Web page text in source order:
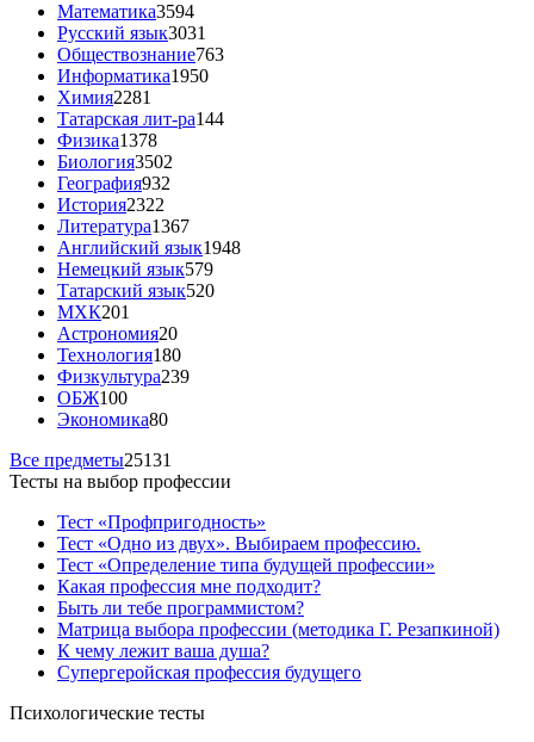
Математика3594
Русский язык3031
Обществознание763
Информатика1950
Химия2281
Татарская лит-ра144
Физика1378
Биология3502
География932
История2322
Литература1367
Английский язык1948
Немецкий язык579
Татарский язык520
МХК201
Астрономия20
Технология180
Физкультура239
ОБЖ100
Экономика80
Все предметы25131
Тесты на выбор профессии
Тест «Профпригодность»
Тест «Одно из двух». Выбираем профессию.
Тест «Определение типа будущей профессии»
Какая профессия мне подходит?
Быть ли тебе программистом?
Матрица выбора профессии (методика Г. Резапкиной)
К чему лежит ваша душа?
Супергеройская профессия будущего
Психологические тесты